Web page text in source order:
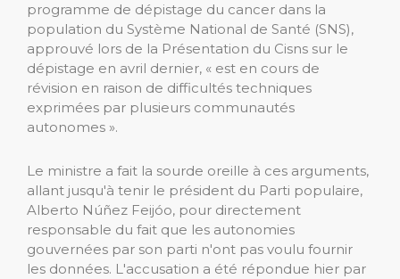
programme de dépistage du cancer dans la
population du Système National de Santé (SNS),
approuvé lors de la Présentation du Cisns sur le
dépistage en avril dernier, « est en cours de
révision en raison de difficultés techniques
exprimées par plusieurs communautés
autonomes ».
Le ministre a fait la sourde oreille à ces arguments,
allant jusqu'à tenir le président du Parti populaire,
Alberto Núñez Feijóo, pour directement
responsable du fait que les autonomies
gouvernées par son parti n'ont pas voulu fournir
les données. L'accusation a été répondue hier par